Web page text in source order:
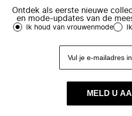
Ontdek als eerste nieuwe
en mode-updates van de
Ik houd van vrouwenmode
MELD U